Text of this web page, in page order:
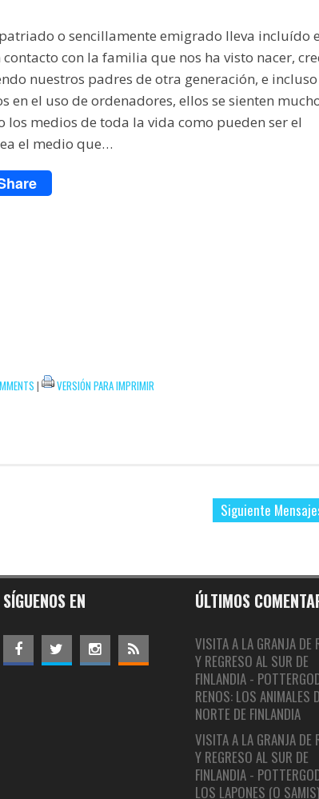
o sencillamente emigrado lleva incluído
con la familia que nos ha visto nacer,
nuestros padres de otra generación, e
en el uso de ordenadores, ellos se sienten
medios de toda la vida como pueden ser el
el medio que…
| VERSIÓN PARA IMPRIMIR
Siguiente
SÍGUENOS EN ÚLTIMOS
VISITA A LA GRANJA DE
Y REGRESO AL SUR DE
FINLANDIA -
RENOS: LOS ANIMALES
NORTE DE FINLANDIA
VISITA A LA GRANJA DE
Y REGRESO AL SUR DE
FINLANDIA -
LOS LAPONES (O